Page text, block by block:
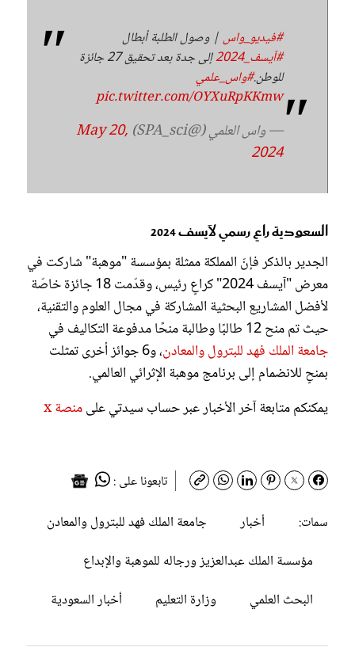
#فيديو_واس| وصول الطلبة أبطال
#آيسف_2024
إلى جدة بعد تحقيق 27 جائزة
للوطن.#واس_علمي
pic.twitter.com/OYXuRpKKmw
— واس العلمي (@SPA_sci)
May 20,
2024
السعودية راعٍ رسمي لآيسف 2024
الجدير بالذكر فإنّ المملكة ممثلة بمؤسسة "موهبة" شاركت في
معرض "آيسف 2024" كراعٍ رئيس، وقدّمت 18 جائزة خاصّة
لأفضل المشاريع البحثية المشاركة في مجال العلوم والتقنية،
حيث تم منح 12 طالبًا وطالبة منحًا مدفوعة التكاليف في
جامعة الملك فهد للبترول والمعادن
، و6 جوائز أخرى تمثلت
بمنحٍ للانضمام إلى برنامج موهبة الإثرائي العالمي.
يمكنكم متابعة آخر الأخبار عبر حساب سيدتي علىمنصة x
تابعونا على :
سمات:
أخبار
جامعة الملك فهد للبترول والمعادن
مؤسسة الملك عبدالعزيز ورجاله للموهبة والإبداع
البحث العلمي
وزارة التعليم أخبار السعودية